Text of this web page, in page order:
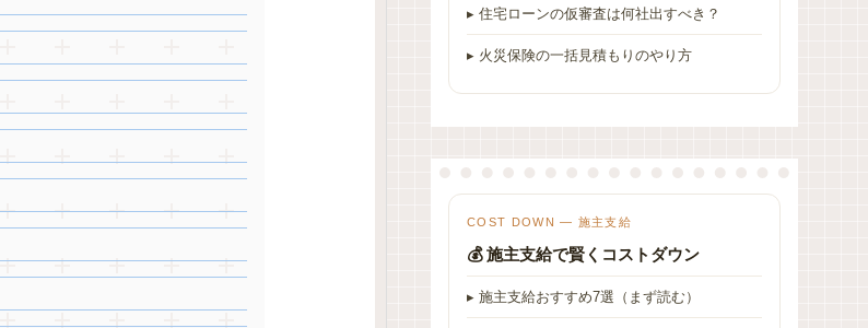
▸ 住宅ローンの仮審査は何社出すべき？
▸ 火災保険の一括見積もりのやり方
COST DOWN — 施主支給
💰 施主支給で賢くコストダウン
▸ 施主支給おすすめ7選（まず読む）